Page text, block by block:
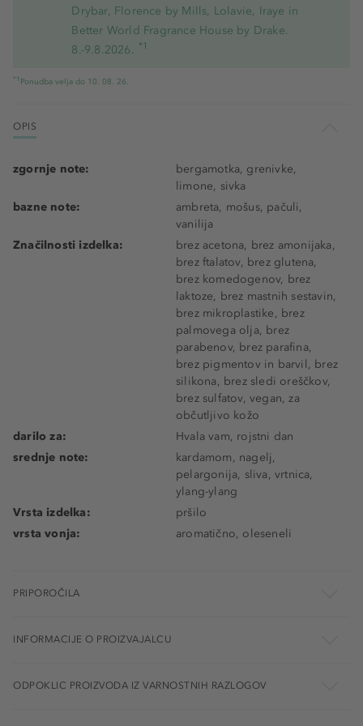
Drybar, Florence by Mills, Lolavie, Iraye in
Better World Fragrance House by Drake.
8.-9.8.2026. *1
*1 Ponudba velja do 10. 08. 26.
OPIS
zgornje note:
bergamotka, grenivke,
limone, sivka
bazne note:
ambreta, mošus, pačuli,
vanilija
Značilnosti izdelka:
brez acetona, brez amonijaka,
brez ftalatov, brez glutena,
brez komedogenov, brez
laktoze, brez mastnih sestavin,
brez mikroplastike, brez
palmovega olja, brez
parabenov, brez parafina,
brez pigmentov in barvil, brez
silikona, brez sledi oreščkov,
brez sulfatov, vegan, za
občutljivo kožo
darilo za:
Hvala vam, rojstni dan
srednje note:
kardamom, nagelj,
pelargonija, sliva, vrtnica,
ylang-ylang
Vrsta izdelka:
pršilo
vrsta vonja:
aromatično, oleseneli
PRIPOROČILA
INFORMACIJE O PROIZVAJALCU
ODPOKLIC PROIZVODA IZ VARNOSTNIH RAZLOGOV